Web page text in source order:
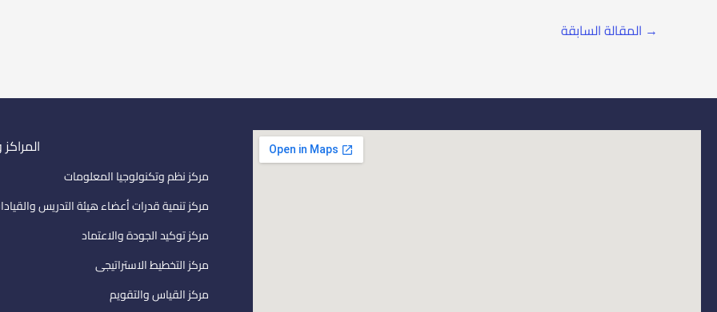
→ المقالة السابقة
مركز نظم وتكنولوجيا المعلومات
مركز تنمية قدرات أعضاء هيئة التدريس
مركز توكيد الجودة والاعتماد
مركز التخطيط الاستراتيجى
مركز القياس والتقويم